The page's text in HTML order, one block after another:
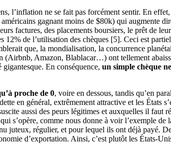
l’inflation ne se fait pas forcément sentir. En
gagnant moins de $80k) qui augmente
factures, des placements boursiers, le prêt de
de l’utilisation des chèques [5]. Ceci est
que, la mondialisation, la concurrence
Amazon, Blablacar…) ont tellement
gigantesque. En conséquence,un simple chèque
proche de 0, voire en dessous, tandis qu’en
en général, extrêmement attractive et les
aussi des peurs légitimes et auxquelles il faut
s’opère, comme nous donne à voir l’exemple
juteux, régulier, et pour lequel ils ont déjà payé.
d’exportation. Ainsi, c’est plutôt les États-